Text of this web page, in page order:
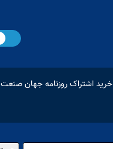
خرید اشتراک روزنامه جهان صنعت